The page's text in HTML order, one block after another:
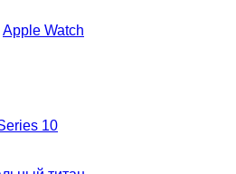
Apple Watch
10